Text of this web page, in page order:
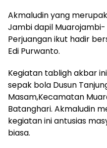
Akmaludin yang
Jambi dapil
Perjuangan ikut hadir
Edi Purwanto.
Kegiatan tabligh akbar
sepak bola Dusun
Masam,Kecamatan
Batanghari. Akmaludin
kegiatan ini antusias
biasa.